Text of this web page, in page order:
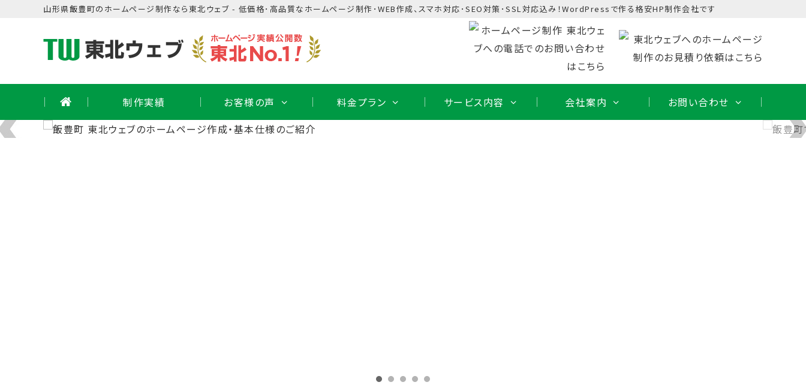
山形県飯豊町の ホームページ制作 なら東北ウェブ - 低価格･高品質なホームページ制作･WEB作成、スマホ対応･SEO対策･SSL対応込み！WordPressで作る格安HP制作会社です
制作実績 お客様の声 料金プラン サービス内容 会社案内 お問い合わせ